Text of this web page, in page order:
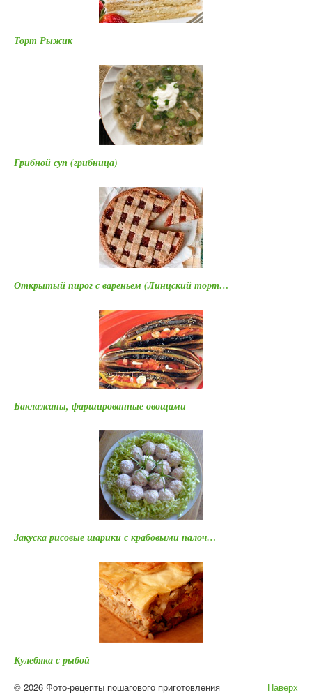
Торт Рыжик
Грибной суп (грибница)
Открытый пирог с вареньем (Линцский торт…
Баклажаны, фаршированные овощами
Закуска рисовые шарики с крабовыми палоч…
Кулебяка с рыбой
Наверх
© 2026 Фото-рецепты пошагового приготовления